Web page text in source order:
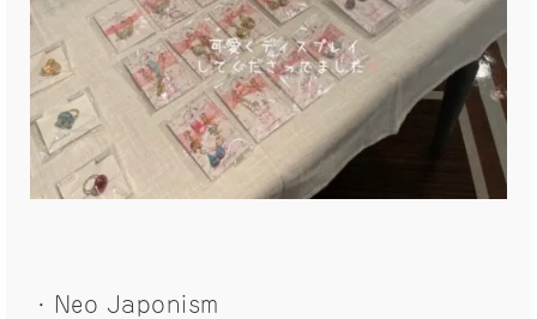
・Neo Japonism